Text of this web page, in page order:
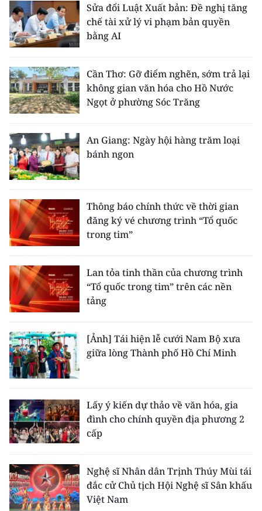
Sửa đổi Luật Xuất bản: Đề nghị tăng
chế tài xử lý vi phạm bản quyền
bằng AI
Cần Thơ: Gỡ điểm nghẽn, sớm trả lại
không gian văn hóa cho Hồ Nước
Ngọt ở phường Sóc Trăng
An Giang: Ngày hội hàng trăm loại
bánh ngon
Thông báo chính thức về thời gian
đăng ký vé chương trình “Tổ quốc
trong tim”
Lan tỏa tinh thần của chương trình
“Tổ quốc trong tim” trên các nền
tảng
[Ảnh] Tái hiện lễ cưới Nam Bộ xưa
giữa lòng Thành phố Hồ Chí Minh
Lấy ý kiến dự thảo về văn hóa, gia
đình cho chính quyền địa phương 2
cấp
Nghệ sĩ Nhân dân Trịnh Thúy Mùi tái
đắc cử Chủ tịch Hội Nghệ sĩ Sân khấu
Việt Nam